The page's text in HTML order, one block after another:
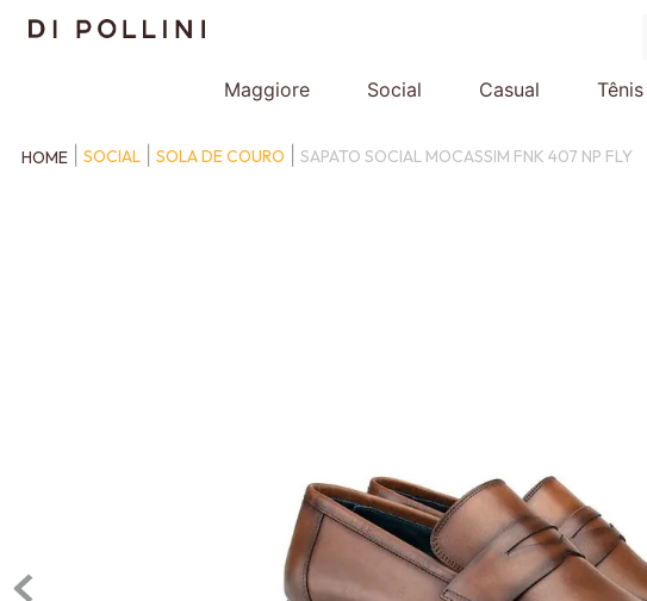
Maggiore Social Casual
SOCIAL SOLA DE COURO SAPATO SOCIAL MOCASSIM FNK 407 NP FLY